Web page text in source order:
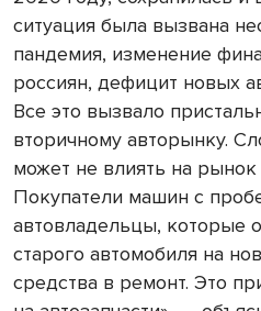
ситуация была вызвана
пандемия, изменение
россиян, дефицит новых
Все это вызвало
вторичному авторынку.
может не влиять на рынок
Покупатели машин с
автовладельцы, которые
старого автомобиля на
средства в ремонт. Это